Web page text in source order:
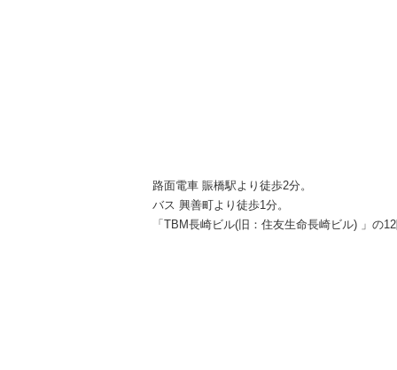
路面電車 賑橋駅より徒歩2分。
バス 興善町より徒歩1分。
「TBM長崎ビル(旧：住友生命長崎ビル) 」の12